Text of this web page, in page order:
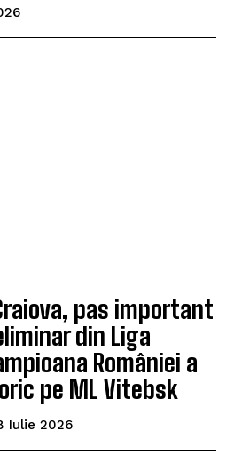
pas important
din Liga
României a
pe ML Vitebsk
Iulie 2026